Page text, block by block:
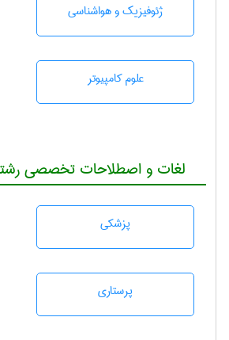
ژئوفيزيك و هواشناسی
علوم کامپیوتر
لغات و اصطلاحات تخصصی
پزشكی
پرستاری